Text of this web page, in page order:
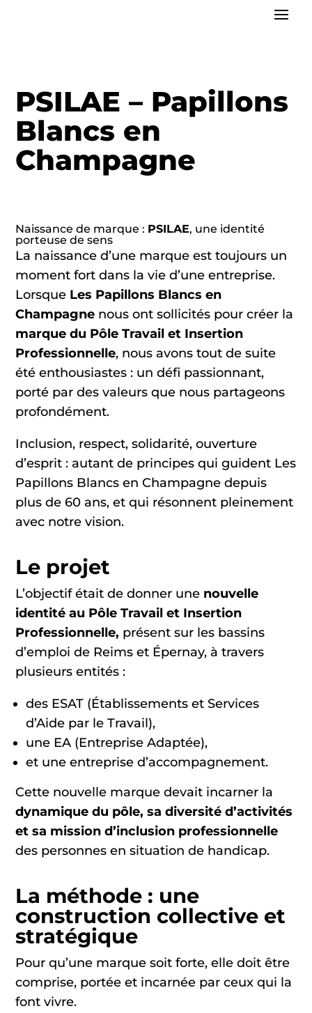
PSILAE – Papillons
Blancs en
Champagne
Naissance de marque : PSILAE, une identité
porteuse de sens
La naissance d’une marque est toujours un
moment fort dans la vie d’une entreprise.
Lorsque Les Papillons Blancs en
Champagne nous ont sollicités pour créer la
marque du Pôle Travail et Insertion
Professionnelle, nous avons tout de suite
été enthousiastes : un défi passionnant,
porté par des valeurs que nous partageons
profondément.
Inclusion, respect, solidarité, ouverture
d’esprit : autant de principes qui guident Les
Papillons Blancs en Champagne depuis
plus de 60 ans, et qui résonnent pleinement
avec notre vision.
Le projet
L’objectif était de donner une nouvelle
identité au Pôle Travail et Insertion
Professionnelle, présent sur les bassins
d’emploi de Reims et Épernay, à travers
plusieurs entités :
des ESAT (Établissements et Services
d’Aide par le Travail),
une EA (Entreprise Adaptée),
et une entreprise d’accompagnement.
Cette nouvelle marque devait incarner la
dynamique du pôle, sa diversité d’activités
et sa mission d’inclusion professionnelle
des personnes en situation de handicap.
La méthode : une
construction collective et
stratégique
Pour qu’une marque soit forte, elle doit être
comprise, portée et incarnée par ceux qui la
font vivre.